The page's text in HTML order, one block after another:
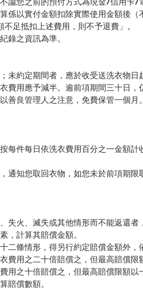
係以實付金額扣除實際使用金額後
足抵扣上述費用，則不予退費」。
錄之資訊為準。
約定期間者，應於收受送洗衣物日
用應予減半。逾前項期間三十日，
善良管理人之注意，免費保管一個月。
每件每日依洗衣費用百分之一金額
通知您取回衣物，如您未於前項期
失火、滅失或其他情形而不能返還
，計算其賠償金額。
二條情形，得另行約定賠償金額外，
用之二十倍賠償之，但最高賠償限
之十倍賠償之，但最高賠償限額以
賠償數額。